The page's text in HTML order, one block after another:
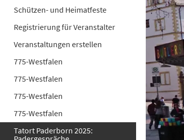
Schützen- und Heimatfeste
Registrierung für Veranstalter
Veranstaltungen erstellen
775-Westfalen
775-Westfalen
775-Westfalen
775-Westfalen
Tatort Paderborn 2025: